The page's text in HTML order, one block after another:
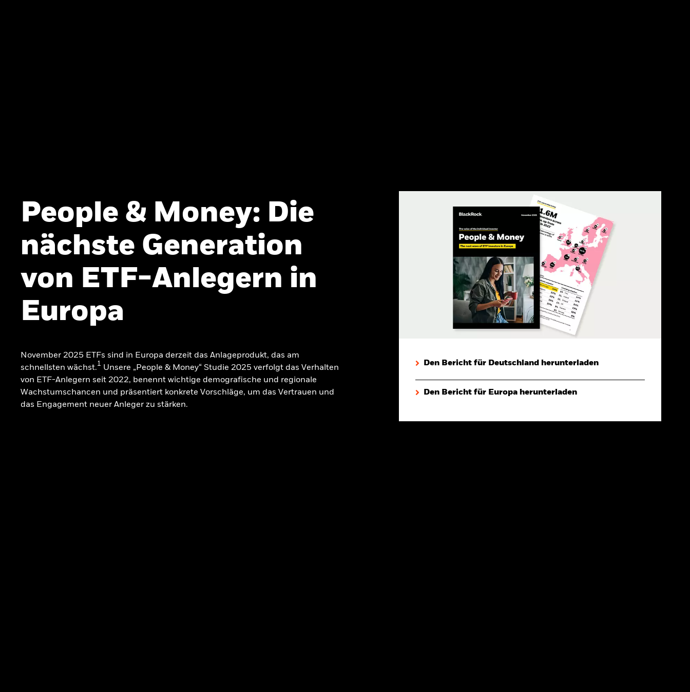
People & Money: Die
nächste Generation
von ETF-Anlegern in
Europa
November 2025 ETFs sind in Europa derzeit das Anlageprodukt, das am
schnellsten wächst.1 Unsere „People & Money“ Studie 2025 verfolgt das Verhalten
von ETF-Anlegern seit 2022, benennt wichtige demografische und regionale
Wachstumschancen und präsentiert konkrete Vorschläge, um das Vertrauen und
das Engagement neuer Anleger zu stärken.
Den Bericht für Deutschland herunterladen
Den Bericht für Europa herunterladen